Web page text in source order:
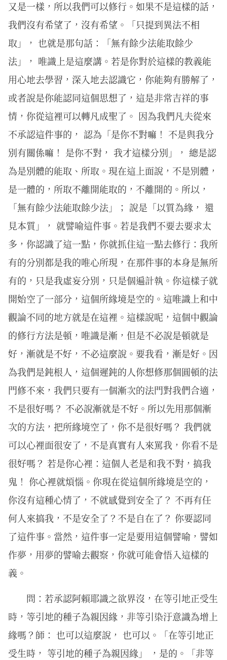
又是一樣，所以我們可以修行。如果不是這樣的話，
我們沒有希望了，沒有希望。「只提到異法不相
取」， 也就是那句話：「無有餘少法能取餘少
法」， 唯識上是這麼講。若是你對於這樣的教義能
用心地去學習，深入地去認識它，你能夠有勝解了，
或者說是你能認同這個思想了，這是非常吉祥的事
情，你從這裡可以轉凡成聖了。 因為我們凡夫從來
不承認這件事的， 認為「是你不對嘛！ 不是與我分
別有關係嘛！ 是你不對， 我才這樣分別」， 總是認
為是別體的能取、所取。現在這上面說，不是別體，
是一體的，所取不離開能取的，不離開的。所以，
「無有餘少法能取餘少法」； 說是「以質為緣， 還
見本質」， 就譬喻這件事。若是我們不要去要求太
多，你認識了這一點，你就抓住這一點去修行：我所
有的分別都是我的唯心所現，在那件事的本身是無所
有的，只是我虛妄分別，只是個遍計執。你這樣子就
開始空了一部分，這個所緣境是空的。這唯識上和中
觀論不同的地方就是在這裡。這樣說呢，這個中觀論
的修行方法是頓，唯識是漸，但是不必說是頓就是
好，漸就是不好，不必這麼說。要我看，漸是好。因
為我們是鈍根人，這個遲鈍的人你想修那個圓頓的法
門修不來，我們只要有一個漸次的法門對我們合適，
不是很好嗎？ 不必說漸就是不好。所以先用那個漸
次的方法，把所緣境空了，你不是很好嗎？ 我們就
可以心裡面很安了，不是真實有人來罵我，你看不是
很好嗎？ 若是你心裡：這個人老是和我不對，搞我
鬼！ 你心裡就煩惱。你現在從這個所緣境是空的，
你沒有這種心情了，不就感覺到安全了？ 不再有任
何人來搞我，不是安全了？不是自在了？ 你要認同
了這件事。當然，這件事一定是要用這個譬喻，譬如
作夢，用夢的譬喻去觀察，你就可能會悟入這樣的
義。
問：若承認阿賴耶識之欲界沒，在等引地正受生
時，等引地的種子為親因緣，非等引染汙意識為增上
緣嗎？師： 也可以這麼說， 也可以。「在等引地正
受生時， 等引地的種子為親因緣」 ，是的。「非等